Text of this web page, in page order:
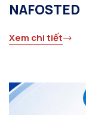
NAFOSTED
Xem chi tiết